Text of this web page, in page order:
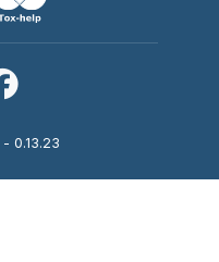
- 0.13.23